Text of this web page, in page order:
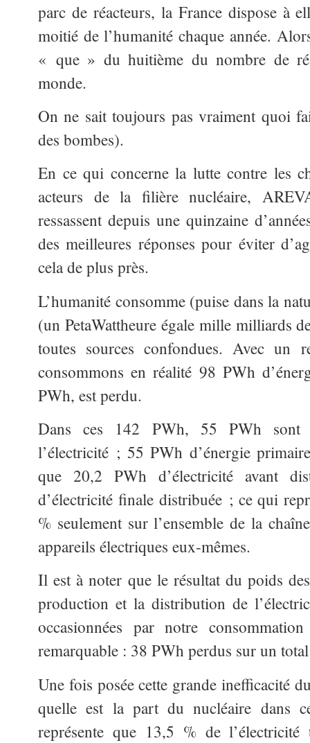
parc de réacteurs, la France dispose à
moitié de l’humanité chaque année.
« que » du huitième du nombre de
monde.
On ne sait toujours pas vraiment quoi
des bombes).
En ce qui concerne la lutte contre les
acteurs de la filière nucléaire,
ressassent depuis une quinzaine
des meilleures réponses pour éviter
cela de plus près.
L’humanité consomme (puise dans la
(un PetaWattheure égale mille milliards
toutes sources confondues. Avec un
consommons en réalité 98 PWh
PWh, est perdu.
Dans ces 142 PWh, 55 PWh sont
l’électricité ; 55 PWh d’énergie
que 20,2 PWh d’électricité avant
d’électricité finale distribuée ; ce qui
% seulement sur l’ensemble de la
appareils électriques eux-mêmes.
Il est à noter que le résultat du poids
production et la distribution de
occasionnées par notre
remarquable : 38 PWh perdus sur un
Une fois posée cette grande inefficacité
quelle est la part du nucléaire dans
représente que 13,5 % de l’électricité